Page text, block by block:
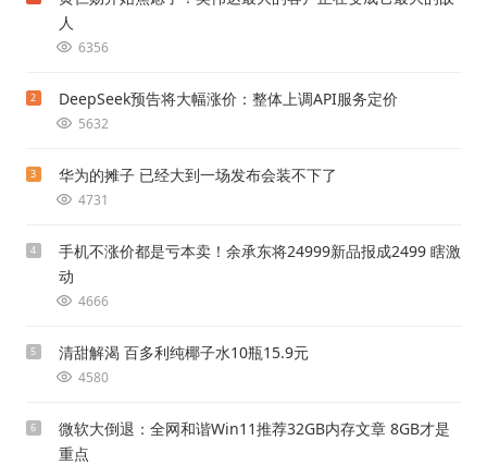
人
6356
2 DeepSeek预告将大幅涨价：整体上调API服务定价
5632
3 华为的摊子 已经大到一场发布会装不下了
4731
4
手机不涨价都是亏本卖！余承东将24999新品报成2499 瞎激
动
4666
5 清甜解渴 百多利纯椰子水10瓶15.9元
4580
6
微软大倒退：全网和谐Win11推荐32GB内存文章 8GB才是
重点